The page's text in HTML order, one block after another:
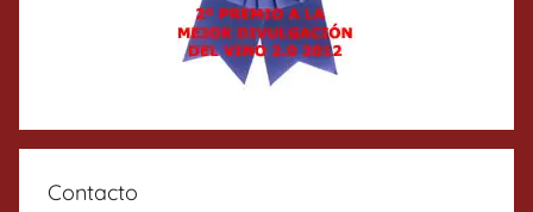
Contacto